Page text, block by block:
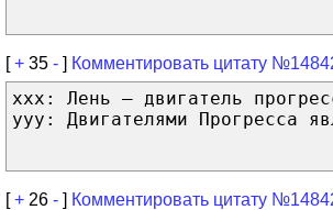
[+ 35 - ] Комментировать цитату
xxx: Лень — двигатель
yyy: Двигателями Прогресса
[+ 26 - ] Комментировать цитату